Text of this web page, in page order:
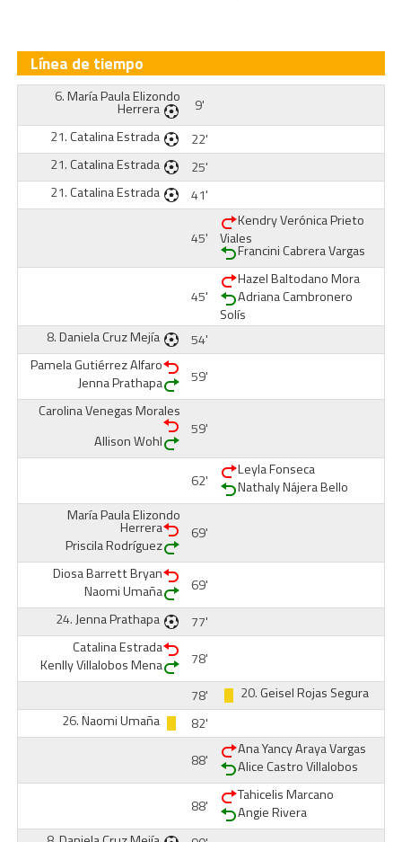
Línea de tiempo
6.María Paula Elizondo
Herrera
9'
21.Catalina Estrada
22'
21.Catalina Estrada
25'
21.Catalina Estrada 41'
45'
Kendry Verónica Prieto
Viales
Francini Cabrera Vargas
45'
Hazel Baltodano Mora
Adriana Cambronero
Solís
8.Daniela Cruz Mejía
54'
Pamela Gutiérrez Alfaro
Jenna Prathapa
59'
Carolina Venegas Morales
Allison Wohl
59'
62'
Leyla Fonseca
Nathaly Nájera Bello
María Paula Elizondo
Herrera
Priscila Rodríguez
69'
Diosa Barrett Bryan
Naomi Umaña
69'
24.Jenna Prathapa
77'
Catalina Estrada
Kenlly Villalobos Mena
78'
78'
20. Geisel Rojas Segura
26.Naomi Umaña
82'
88'
Ana Yancy Araya Vargas
Alice Castro Villalobos
88'
Tahicelis Marcano
Angie Rivera